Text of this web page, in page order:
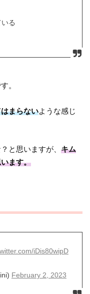
る
。
まらないような感じ
と思いますが、キム
ます。
iDis80wipD
February 2, 2023